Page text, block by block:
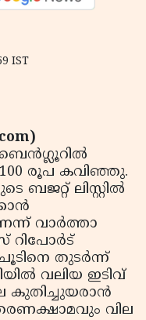
IST
ബെന്‍ഗ്ലൂറില്‍
100 രൂപ കവിഞ്ഞു.
ബജറ്റ് ലിസ്റ്റില്‍
വാര്‍ത്താ
തുടര്‍ന്ന്
വലിയ ഇടിവ്
കുതിച്ചുയരാന്‍
വില